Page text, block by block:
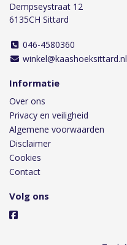
Dempseystraat 12
6135CH Sittard
046-4580360
winkel@kaashoeksittard.nl
Informatie
Over ons
Privacy en veiligheid
Algemene voorwaarden
Disclaimer
Cookies
Contact
Volg ons